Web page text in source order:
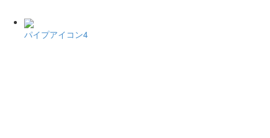
パイプアイコン4